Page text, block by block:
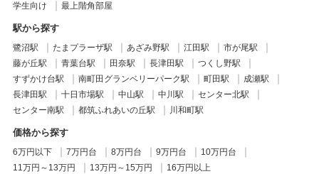
学生向け
最上階角部屋
駅から探す
鷺沼駅 たまプラーザ駅 あざみ野駅 江田駅
市が尾駅
藤が丘駅
青葉台駅 田奈駅 長津田駅
つくし野駅
すずかけ台駅
南町田グランベリーパーク駅 町田駅
成瀬駅
長津田駅
十日市場駅 中山駅 中川駅
センター北駅
センター南駅
都筑ふれあいの丘駅 川和町駅
価格から探す
6万円以下 7万円台 8万円台 9万円台
10万円台
11万円～13万円
13万円～15万円 16万円以上